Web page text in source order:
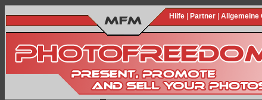
Hilfe Partner Allgemeine